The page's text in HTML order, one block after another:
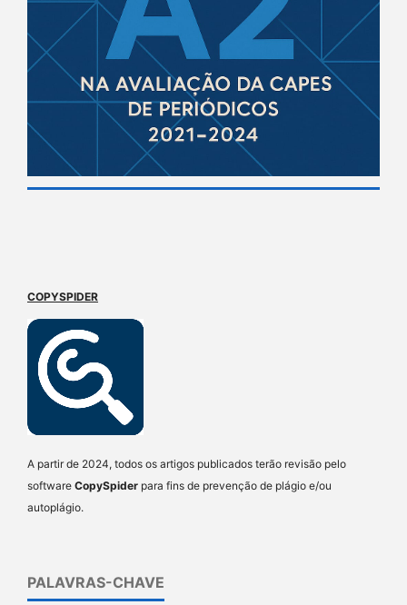
COPYSPIDER
A partir de 2024, todos os artigos publicados terão revisão pelo
software CopySpider para fins de prevenção de plágio e/ou
autoplágio.
PALAVRAS-CHAVE